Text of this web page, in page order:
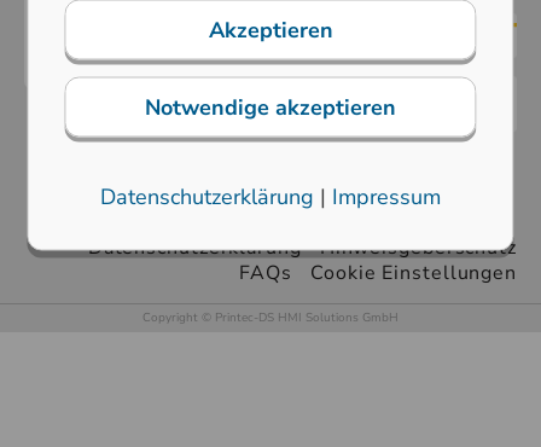
Datenschutzerklärung
Hinweisgeberschutz
FAQs
Cookie Einstellungen
Copyright © Printec-DS HMI Solutions GmbH
Akzeptieren
Notwendige akzeptieren
Datenschutzerklärung | Impressum